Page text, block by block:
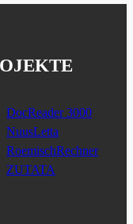
DocReader 3000
NuusLetta
RoemischRechner
ZUTATA